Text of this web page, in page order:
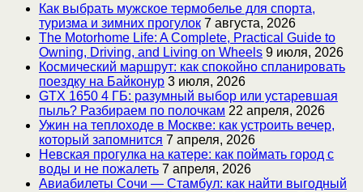
Как выбрать мужское термобелье для спорта,
туризма и зимних прогулок 7 августа, 2026
The Motorhome Life: A Complete, Practical Guide to
Owning, Driving, and Living on Wheels 9 июля, 2026
Космический маршрут: как спокойно спланировать
поездку на Байконур 3 июля, 2026
GTX 1650 4 ГБ: разумный выбор или устаревшая
пыль? Разбираем по полочкам 22 апреля, 2026
Ужин на теплоходе в Москве: как устроить вечер,
который запомнится 7 апреля, 2026
Невская прогулка на катере: как поймать город с
воды и не пожалеть 7 апреля, 2026
Авиабилеты Сочи — Стамбул: как найти выгодный